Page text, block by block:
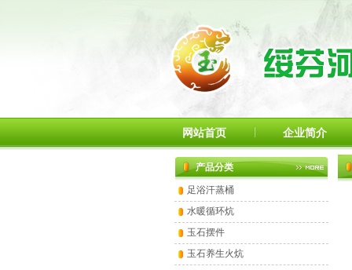
网站首页 企业简介
产品分类
足浴汗蒸桶
水暖循环炕
玉石摆件
玉石养生火炕